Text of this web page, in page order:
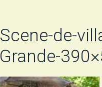
Scene-de-
Grande-